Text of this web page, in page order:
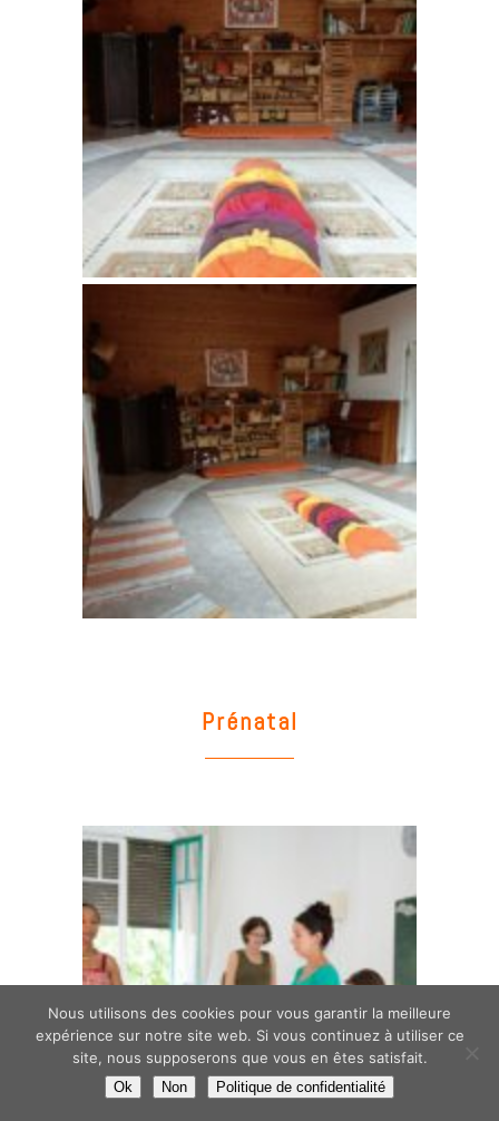
Prénatal
Nous utilisons des cookies pour vous garantir la meilleure
expérience sur notre site web. Si vous continuez à utiliser ce
site, nous supposerons que vous en êtes satisfait.
Ok Non Politique de confidentialité